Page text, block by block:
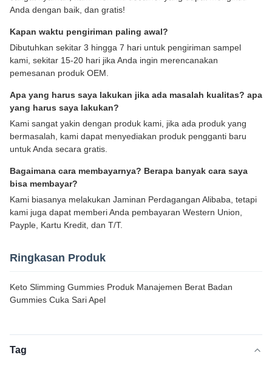
Anda dengan baik, dan gratis!
Kapan waktu pengiriman paling awal?
Dibutuhkan sekitar 3 hingga 7 hari untuk pengiriman sampel
kami, sekitar 15-20 hari jika Anda ingin merencanakan
pemesanan produk OEM.
Apa yang harus saya lakukan jika ada masalah kualitas? apa
yang harus saya lakukan?
Kami sangat yakin dengan produk kami, jika ada produk yang
bermasalah, kami dapat menyediakan produk pengganti baru
untuk Anda secara gratis.
Bagaimana cara membayarnya? Berapa banyak cara saya
bisa membayar?
Kami biasanya melakukan Jaminan Perdagangan Alibaba, tetapi
kami juga dapat memberi Anda pembayaran Western Union,
Payple, Kartu Kredit, dan T/T.
Ringkasan Produk
Keto Slimming Gummies Produk Manajemen Berat Badan
Gummies Cuka Sari Apel
Tag